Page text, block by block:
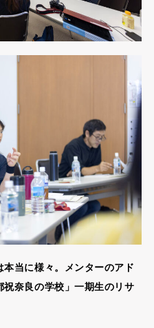
当に様々。メンターのアド
奈良の学校」一期生のリサ